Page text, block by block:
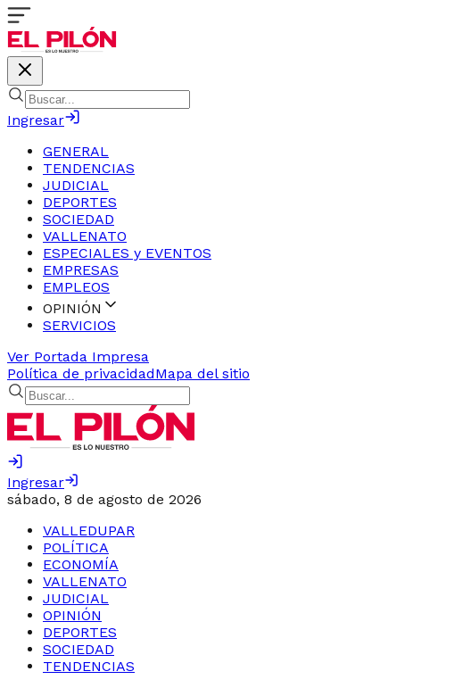
Ingresar
GENERAL
TENDENCIAS
JUDICIAL
DEPORTES
SOCIEDAD
VALLENATO
ESPECIALES y EVENTOS
EMPRESAS
EMPLEOS
OPINIÓN
SERVICIOS
Ver Portada Impresa
Política de privacidadMapa del sitio
Ingresar
sábado, 8 de agosto de 2026
VALLEDUPAR
POLÍTICA
ECONOMÍA
VALLENATO
JUDICIAL
OPINIÓN
DEPORTES
SOCIEDAD
TENDENCIAS